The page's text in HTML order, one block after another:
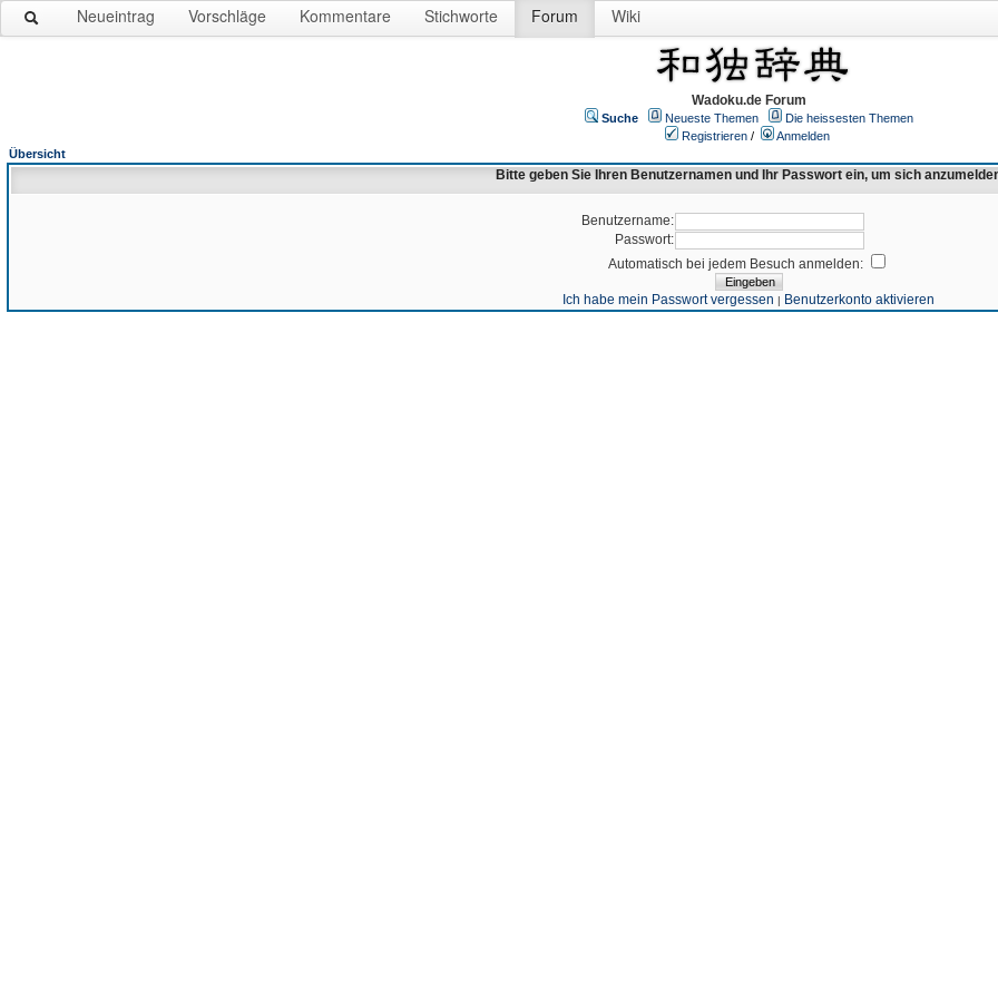
Neueintrag Vorschläge Kommentare Stichworte Forum Wiki
Wadoku.de Forum
Suche Neueste Themen
Die heissesten Themen
Registrieren /
Anmelden
Übersicht
Bitte geben Sie Ihren Benutzernamen und Ihr Passwort ein, um sich
Benutzername:
Passwort:
Automatisch bei jedem Besuch anmelden:
Ich habe mein Passwort vergessen | Benutzerkonto aktivieren